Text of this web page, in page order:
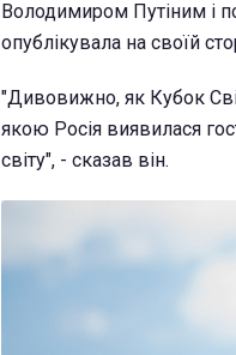
Володимиром Путіним і
опублікувала на своїй
"Дивовижно, як Кубок
якою Росія виявилася
світу", - сказав він.